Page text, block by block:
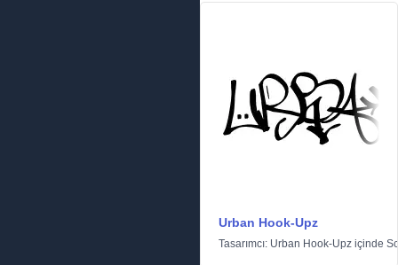
Urban Hook-Upz
Tasarımcı: Urban Hook-Upz içinde